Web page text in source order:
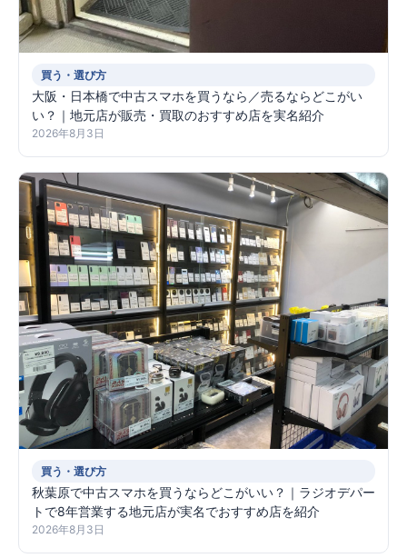
買う・選び方
大阪・日本橋で中古スマホを買うなら／売るならどこがい
い？｜地元店が販売・買取のおすすめ店を実名紹介
2026年8月3日
買う・選び方
秋葉原で中古スマホを買うならどこがいい？｜ラジオデパー
トで8年営業する地元店が実名でおすすめ店を紹介
2026年8月3日